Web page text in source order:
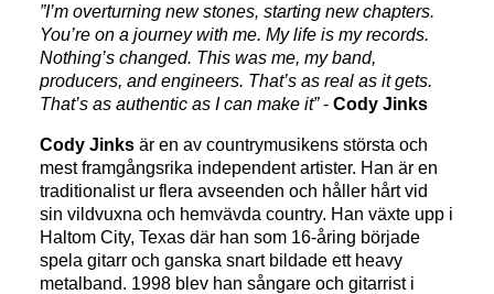
”I’m overturning new stones, starting new chapters.
You’re on a journey with me. My life is my records.
Nothing’s changed. This was me, my band,
producers, and engineers. That’s as real as it gets.
That’s as authentic as I can make it”-Cody Jinks
Cody Jinks är en av countrymusikens största och
mest framgångsrika independent artister. Han är en
traditionalist ur flera avseenden och håller hårt vid
sin vildvuxna och hemvävda country. Han växte upp i
Haltom City, Texas där han som 16-åring började
spela gitarr och ganska snart bildade ett heavy
metalband. 1998 blev han sångare och gitarrist i